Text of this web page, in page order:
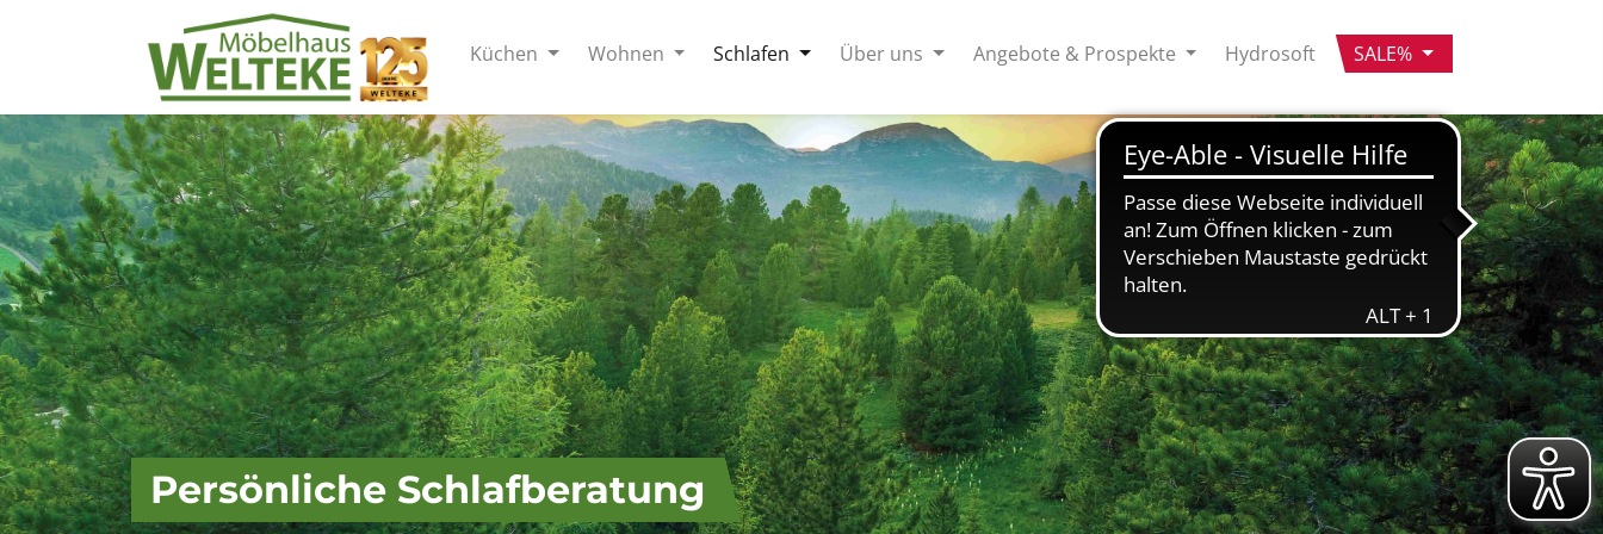
Küchen Wohnen Schlafen Über uns Angebote & Prospekte Hydrosoft SALE%
Persönliche Schlafberatung